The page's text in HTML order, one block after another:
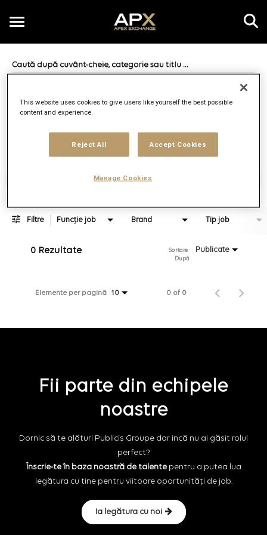
Toggle
access_time 10 Km
Găsește locuri de muncă
Filtre Funcție job Brand Tip job
0 Rezultate Publicate
Sortare
După
Elemente per pagină 10 0 of 0
Fii parte din echipele
noastre
Dornic să te alături Publicis Groupe dar incă nu ai găsit rolul
perfect?
Înscrie-te în baza noastră de talentepentru a putea lua
legătura cu tine pentru viitoare oportunități de job.
Ia legătura cu noi
This website uses cookies to give users like yourself the best possible
content and experience.
Reject All Accept Cookies
Manage Cookies